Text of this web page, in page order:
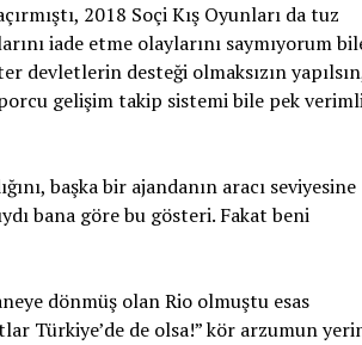
2018 Soçi Kış Oyunları da tuz
iade etme olaylarını saymıyorum
devletlerin desteği olmaksızın
gelişim takip sistemi bile pek
başka bir ajandanın aracı seviyesine
bana göre bu gösteri. Fakat beni
dönmüş olan Rio olmuştu esas
Türkiye’de de olsa!” kör arzumun